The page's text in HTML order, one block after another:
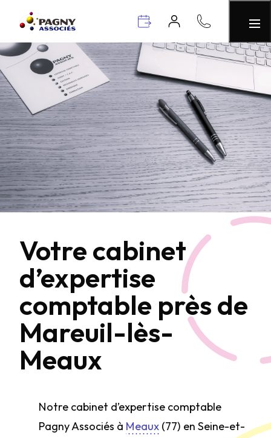
Votre cabinet
d’expertise
comptable près de
Mareuil-lès-
Meaux
Notre cabinet d’expertise comptable
Pagny Associés à Meaux (77) en Seine-et-